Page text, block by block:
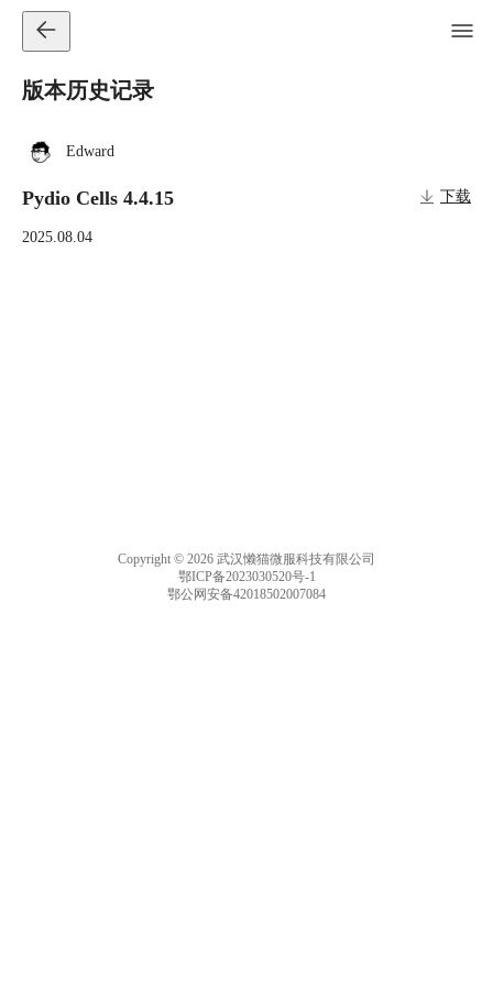
版本历史记录
Edward
Pydio Cells 4.4.15 下载
2025.08.04
Copyright © 2026 武汉懒猫微服科技有限公司
鄂ICP备2023030520号-1
鄂公网安备42018502007084